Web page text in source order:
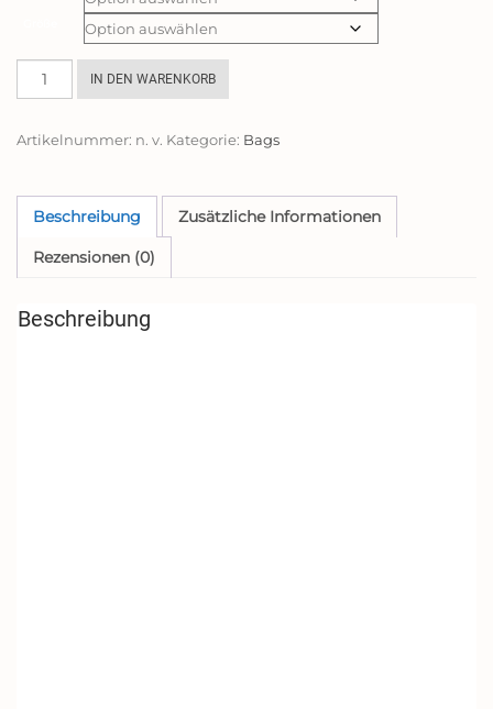
riptide
Dry
-
mit
|
IN DEN WARENKORB
Artikelnummer: n. v. Kategorie: Bags
Beschreibung Zusätzliche Informationen
Rezensionen (0)
Beschreibung